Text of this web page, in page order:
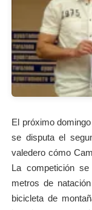
El próximo
se disputa el
valedero cómo
La competición
metros de
bicicleta de